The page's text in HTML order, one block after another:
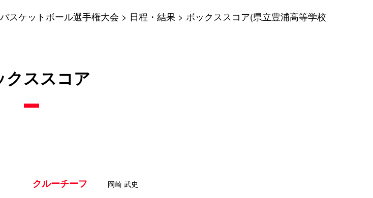
スケットボール選手権大会 日程・結果
ボックススコア(県立豊浦高等学校
クススコア
クルーチーフ 岡崎 武史